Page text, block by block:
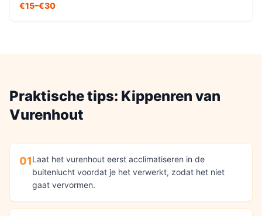
€15–€30
Praktische tips: Kippenren van
Vurenhout
01Laat het vurenhout eerst acclimatiseren in de
buitenlucht voordat je het verwerkt, zodat het niet
gaat vervormen.